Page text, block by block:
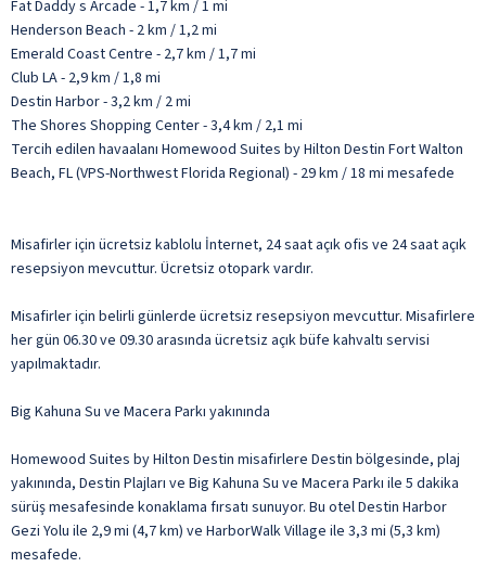
Fat Daddy s Arcade - 1,7 km / 1 mi
Henderson Beach - 2 km / 1,2 mi
Emerald Coast Centre - 2,7 km / 1,7 mi
Club LA - 2,9 km / 1,8 mi
Destin Harbor - 3,2 km / 2 mi
The Shores Shopping Center - 3,4 km / 2,1 mi
Tercih edilen havaalanı Homewood Suites by Hilton Destin Fort Walton
Beach, FL (VPS-Northwest Florida Regional) - 29 km / 18 mi mesafede
Misafirler için ücretsiz kablolu İnternet, 24 saat açık ofis ve 24 saat açık
resepsiyon mevcuttur. Ücretsiz otopark vardır.
Misafirler için belirli günlerde ücretsiz resepsiyon mevcuttur. Misafirlere
her gün 06.30 ve 09.30 arasında ücretsiz açık büfe kahvaltı servisi
yapılmaktadır.
Big Kahuna Su ve Macera Parkı yakınında
Homewood Suites by Hilton Destin misafirlere Destin bölgesinde, plaj
yakınında, Destin Plajları ve Big Kahuna Su ve Macera Parkı ile 5 dakika
sürüş mesafesinde konaklama fırsatı sunuyor. Bu otel Destin Harbor
Gezi Yolu ile 2,9 mi (4,7 km) ve HarborWalk Village ile 3,3 mi (5,3 km)
mesafede.